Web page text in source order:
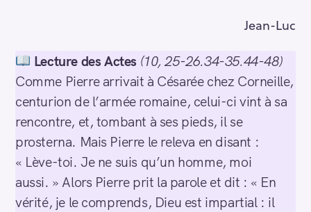
Jean-Luc
Lecture des Actes (10, 25-26.34-35.44-48)
Comme Pierre arrivait à Césarée chez Corneille,
centurion de l’armée romaine, celui-ci vint à sa
rencontre, et, tombant à ses pieds, il se
prosterna. Mais Pierre le releva en disant :
« Lève-toi. Je ne suis qu’un homme, moi
aussi. » Alors Pierre prit la parole et dit : « En
vérité, je le comprends, Dieu est impartial : il